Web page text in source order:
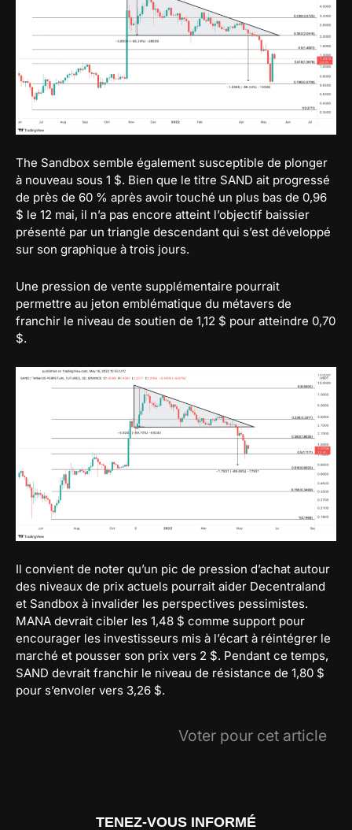
The Sandbox semble également susceptible de plonger
à nouveau sous 1 $. Bien que le titre SAND ait progressé
de près de 60 % après avoir touché un plus bas de 0,96
$ le 12 mai, il n’a pas encore atteint l’objectif baissier
présenté par un triangle descendant qui s’est développé
sur son graphique à trois jours.
Une pression de vente supplémentaire pourrait
permettre au jeton emblématique du métavers de
franchir le niveau de soutien de 1,12 $ pour atteindre 0,70
$.
Il convient de noter qu’un pic de pression d’achat autour
des niveaux de prix actuels pourrait aider Decentraland
et Sandbox à invalider les perspectives pessimistes.
MANA devrait cibler les 1,48 $ comme support pour
encourager les investisseurs mis à l’écart à réintégrer le
marché et pousser son prix vers 2 $. Pendant ce temps,
SAND devrait franchir le niveau de résistance de 1,80 $
pour s’envoler vers 3,26 $.
Voter pour cet article
TENEZ-VOUS INFORMÉ